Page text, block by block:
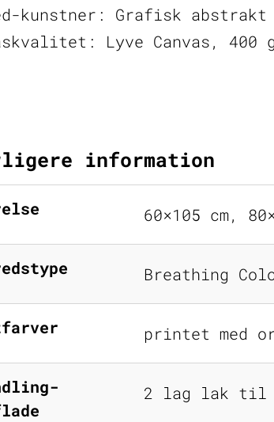
kunstner: Grafisk abstrakt
Lyve Canvas, 400
information
60×105 cm,
Breathing
printet med
2 lag lak til